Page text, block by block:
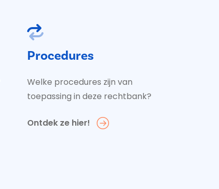
Procedures
Welke procedures zijn van
toepassing in deze rechtbank?
Ontdek ze hier!